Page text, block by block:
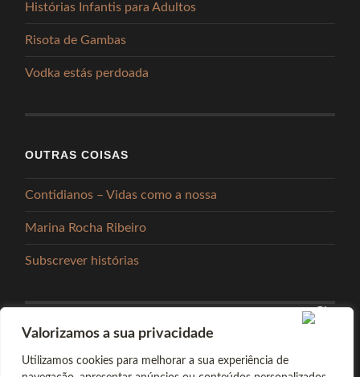
Valorizamos a sua privacidade
Utilizamos cookies para melhorar a sua experiência de
Histórias Infantis para Adultos
Risota de Gambas
Vodka estás perdoada
OUTRAS COISAS
Contidianos – Vidas como a nossa
Marina Rocha Ribeiro
Subscrever histórias